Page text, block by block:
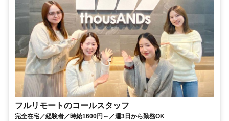
フルリモートのコールスタッフ
完全在宅／経験者／時給1600円～／週3日から勤務OK